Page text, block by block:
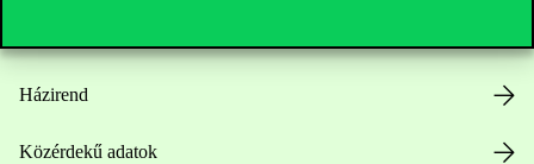
Házirend
Közérdekű adatok